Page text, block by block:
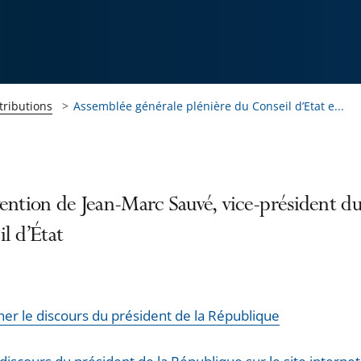
Assemblée générale plénière du Conseil d’Etat e...
de Jean-Marc Sauvé, vice-président du
d’État
le discours du président de la République